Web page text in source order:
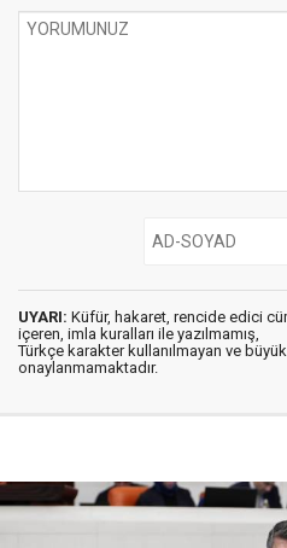
UYARI: Küfür, hakaret, rencide edici
içeren, imla kuralları ile yazılmamış,
Türkçe karakter kullanılmayan ve
onaylanmamaktadır.